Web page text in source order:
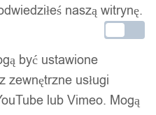
naszą witrynę.
być ustawione
zewnętrzne usługi
lub Vimeo. Mogą